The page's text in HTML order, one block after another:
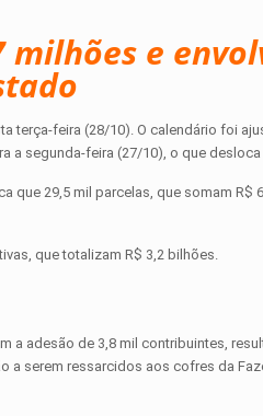
e
terça-feira (28/10). O calendário foi
segunda-feira (27/10), o que
que 29,5 mil parcelas, que somam R$
que totalizam R$ 3,2 bilhões.
a adesão de 3,8 mil contribuintes,
a serem ressarcidos aos cofres da